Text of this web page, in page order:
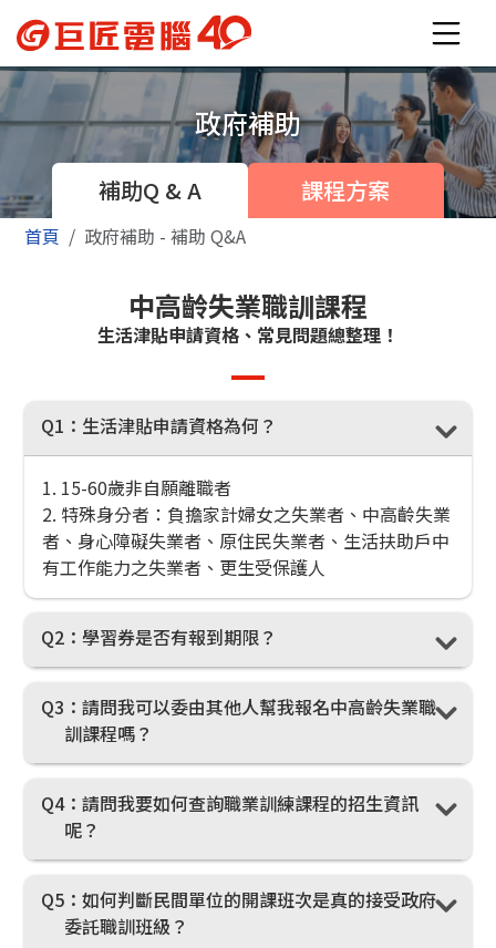
政府補助
補助Q & A 課程方案
首頁 政府補助 - 補助 Q&A
中高齡失業職訓課程
生活津貼申請資格、常見問題總整理！
Q1 ：生活津貼申請資格為何？
1. 15-60歲非自願離職者
2. 特殊身分者：負擔家計婦女之失業者、中高齡失業
者、身心障礙失業者、原住民失業者、生活扶助戶中
有工作能力之失業者、更生受保護人
Q2 ：學習券是否有報到期限？
Q3 ：請問我可以委由其他人幫我報名中高齡失業職
訓課程嗎？
Q4：請問我要如何查詢職業訓練課程的招生資訊
呢？
Q5 ：如何判斷民間單位的開課班次是真的接受政府
委託職訓班級？